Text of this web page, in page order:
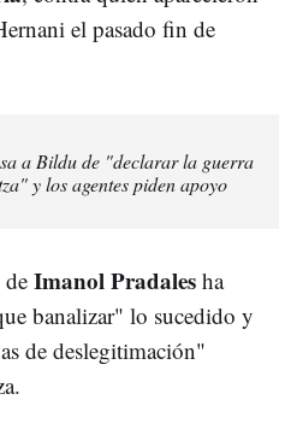
el pasado fin de
a Bildu de "declarar la guerra
y los agentes piden apoyo
Imanol Pradales ha
banalizar" lo sucedido y
de deslegitimación"